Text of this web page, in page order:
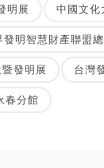
明展 中國文化
發明智慧財產聯盟
發明展 台灣
春分館